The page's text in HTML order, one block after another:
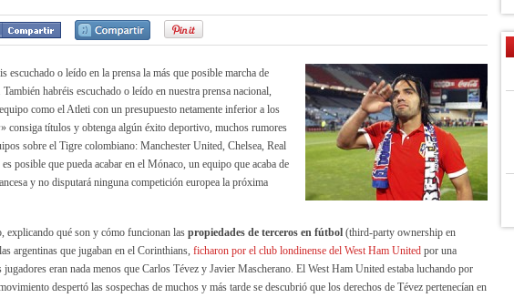
escuchado o leído en la prensa la más que posible marcha de
habréis escuchado o leído en nuestra prensa nacional,
como el Atleti con un presupuesto netamente inferior a los
» consiga títulos y obtenga algún éxito deportivo, muchos rumores
sobre el Tigre colombiano: Manchester United, Chelsea, Real
posible que pueda acabar en el Mónaco, un equipo que acaba de
y no disputará ninguna competición europea la próxima
explicando qué son y cómo funcionan las propiedades de terceros en fútbol (third-party ownership en
argentinas que jugaban en el Corinthians, ficharon por el club londinense del West Ham United por una
jugadores eran nada menos que Carlos Tévez y Javier Mascherano. El West Ham United estaba luchando por
despertó las sospechas de muchos y más tarde se descubrió que los derechos de Tévez pertenecían en